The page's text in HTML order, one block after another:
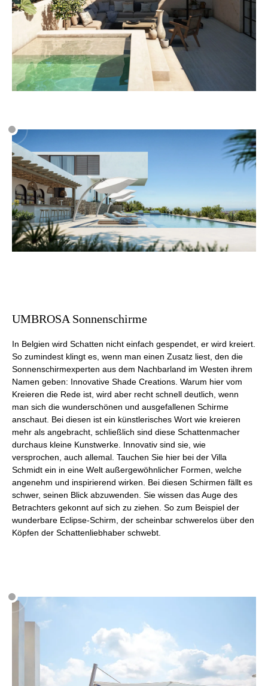
UMBROSA Sonnenschirme
In Belgien wird Schatten nicht einfach gespendet, er wird kreiert.
So zumindest klingt es, wenn man einen Zusatz liest, den die
Sonnenschirmexperten aus dem Nachbarland im Westen ihrem
Namen geben: Innovative Shade Creations. Warum hier vom
Kreieren die Rede ist, wird aber recht schnell deutlich, wenn
man sich die wunderschönen und ausgefallenen Schirme
anschaut. Bei diesen ist ein künstlerisches Wort wie kreieren
mehr als angebracht, schließlich sind diese Schattenmacher
durchaus kleine Kunstwerke. Innovativ sind sie, wie
versprochen, auch allemal. Tauchen Sie hier bei der Villa
Schmidt ein in eine Welt außergewöhnlicher Formen, welche
angenehm und inspirierend wirken. Bei diesen Schirmen fällt es
schwer, seinen Blick abzuwenden. Sie wissen das Auge des
Betrachters gekonnt auf sich zu ziehen. So zum Beispiel der
wunderbare Eclipse-Schirm, der scheinbar schwerelos über den
Köpfen der Schattenliebhaber schwebt.